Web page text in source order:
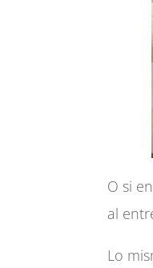
O si
al
Lo